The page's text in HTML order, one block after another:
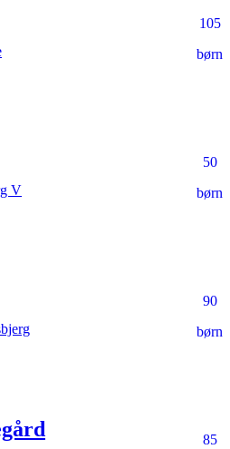
105
børn
50
børn
V
90
børn
85